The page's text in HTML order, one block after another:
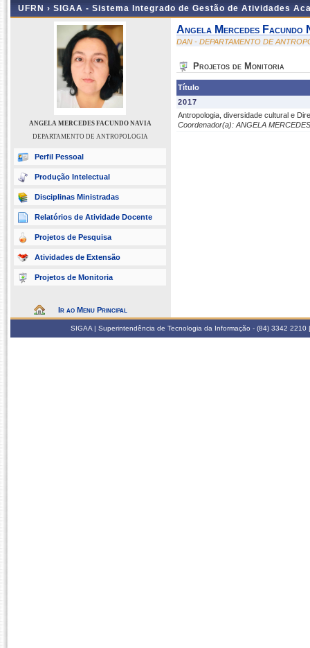
UFRN › SIGAA - Sistema Integrado de Gestão de Atividades
ANGELA MERCEDES FACUNDO NAVIA
DEPARTAMENTO DE ANTROPOLOGIA
Perfil Pessoal
Produção Intelectual
Disciplinas Ministradas
Relatórios de Atividade Docente
Projetos de Pesquisa
Atividades de Extensão
Projetos de Monitoria
Ir ao Menu Principal
Angela Mercedes Facundo
DAN - DEPARTAMENTO DE
Projetos de Monitoria
Título
2017
Antropologia, diversidade cultural e
Coordenador(a): ANGELA
SIGAA | Superintendência de Tecnologia da Informação - (84) 3342